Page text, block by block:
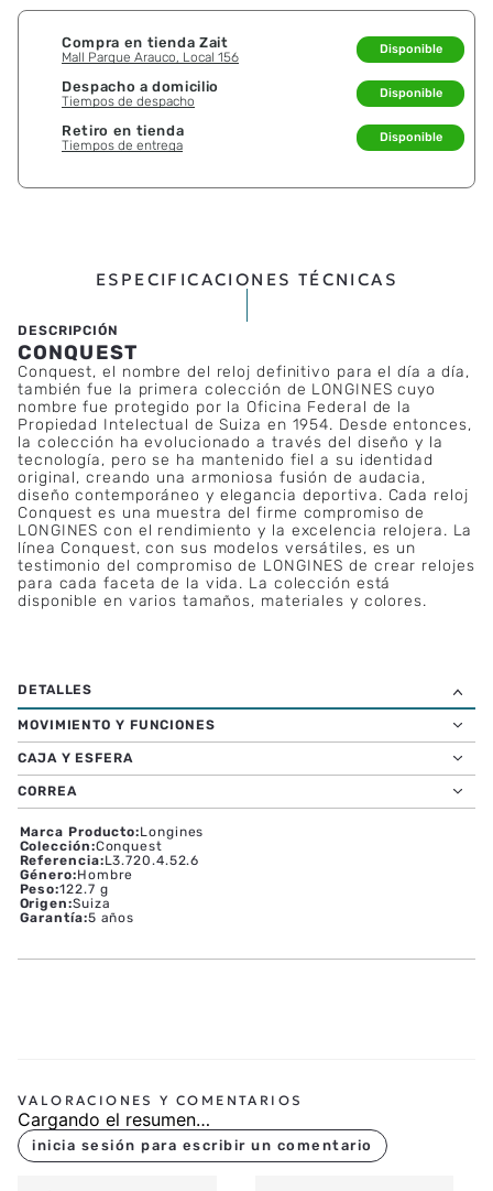
Compra en tienda Zait
Mall Parque Arauco, Local 156
Disponible
Despacho a domicilio
Tiempos de despacho
Disponible
Retiro en tienda
Tiempos de entrega
Disponible
ESPECIFICACIONES TÉCNICAS
CONQUEST
Conquest, el nombre del reloj definitivo para el día a día,
también fue la primera colección de LONGINES cuyo
nombre fue protegido por la Oficina Federal de la
Propiedad Intelectual de Suiza en 1954. Desde entonces,
la colección ha evolucionado a través del diseño y la
tecnología, pero se ha mantenido fiel a su identidad
original, creando una armoniosa fusión de audacia,
diseño contemporáneo y elegancia deportiva. Cada reloj
Conquest es una muestra del firme compromiso de
LONGINES con el rendimiento y la excelencia relojera. La
línea Conquest, con sus modelos versátiles, es un
testimonio del compromiso de LONGINES de crear relojes
para cada faceta de la vida. La colección está
disponible en varios tamaños, materiales y colores.
MOVIMIENTO Y FUNCIONES
CAJA Y ESFERA
CORREA
Marca Producto:Longines
Colección:Conquest
Referencia:L3.720.4.52.6
Género:Hombre
Peso:122.7 g
Origen:Suiza
Garantía:5 años
Cargando el resumen…